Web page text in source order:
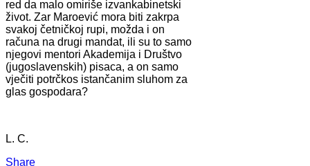
red da malo omiriše izvankabinetski
život. Zar Maroević mora biti zakrpa
svakoj četničkoj rupi, možda i on
računa na drugi mandat, ili su to samo
njegovi mentori Akademija i Društvo
(jugoslavenskih) pisaca, a on samo
vječiti potrčkos istančanim sluhom za
glas gospodara?
L. C.
Share